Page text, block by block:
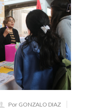
Por GONZALO DIAZ